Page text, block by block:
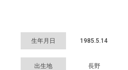
生年月日 1985.5.14
出生地 長野